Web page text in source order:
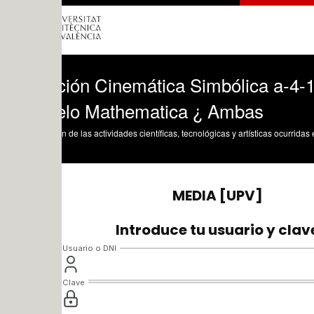
Cinemática Simbólica a-4-1553
Mathematica ¿ Ambas
de las actividades científicas, tecnológicas y artísticas ocurridas en los tres